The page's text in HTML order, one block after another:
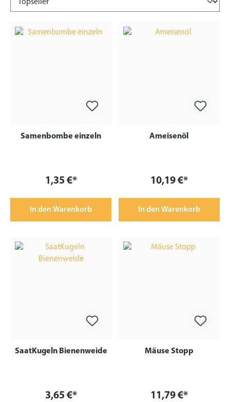
Samenbombe einzeln
1,35 €*
In den Warenkorb
Ameisenöl
10,19 €*
In den Warenkorb
SaatKugeln Bienenweide
3,65 €*
Mäuse Stopp
11,79 €*